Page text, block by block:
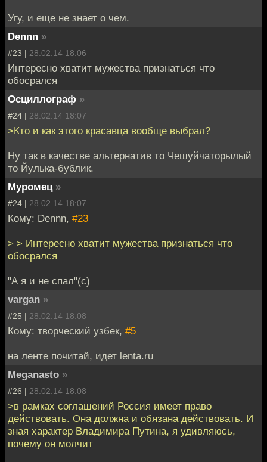
Угу, и еще не знает о чем.
Dennn »
#23 | 28.02.14 18:06
Интересно хватит мужества признаться что
обосрался
Осциллограф »
#24 | 28.02.14 18:07
>Кто и как этого красавца вообще выбрал?
Ну так в качестве альтернатив то Чешуйчаторылый
то Йулька-бублик.
Муромец »
#24 | 28.02.14 18:07
Кому: Dennn, #23
> > Интересно хватит мужества признаться что
обосрался
"А я и не спал"(с)
vargan »
#25 | 28.02.14 18:08
Кому: творческий узбек, #5
на ленте почитай, идет lenta.ru
Meganasto »
#26 | 28.02.14 18:08
>в рамках соглашений Россия имеет право
действовать. Она должна и обязана действовать. И
зная характер Владимира Путина, я удивляюсь,
почему он молчит